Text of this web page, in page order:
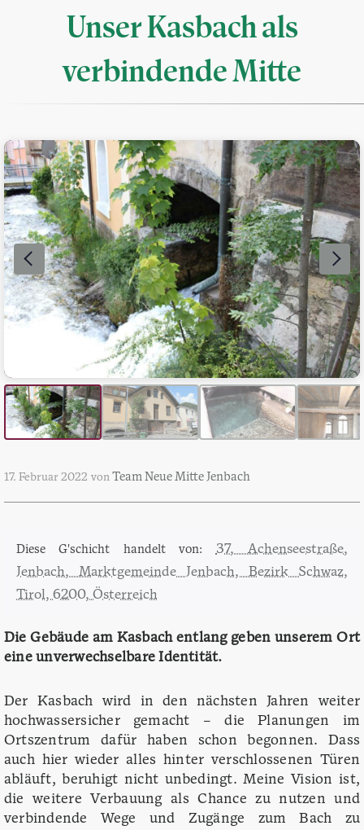
Unser Kasbach als
verbindende Mitte
17. Februar 2022 von Team Neue Mitte Jenbach
Diese G'schicht handelt von: 37, Achenseestraße,
Jenbach, Marktgemeinde Jenbach, Bezirk Schwaz,
Tirol, 6200, Österreich
Die Gebäude am Kasbach entlang geben unserem Ort
eine unverwechselbare Identität.
Der Kasbach wird in den nächsten Jahren weiter
hochwassersicher gemacht – die Planungen im
Ortszentrum dafür haben schon begonnen. Dass
auch hier wieder alles hinter verschlossenen Türen
abläuft, beruhigt nicht unbedingt. Meine Vision ist,
die weitere Verbauung als Chance zu nutzen und
verbindende Wege und Zugänge zum Bach zu